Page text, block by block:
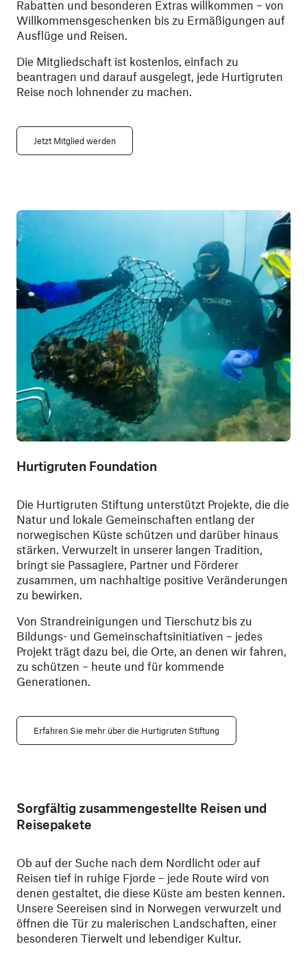
Rabatten und besonderen Extras willkommen – von
Willkommensgeschenken bis zu Ermäßigungen auf
Ausflüge und Reisen.
Die Mitgliedschaft ist kostenlos, einfach zu
beantragen und darauf ausgelegt, jede Hurtigruten
Reise noch lohnender zu machen.
Jetzt Mitglied werden
Hurtigruten Foundation
Die Hurtigruten Stiftung unterstützt Projekte, die die
Natur und lokale Gemeinschaften entlang der
norwegischen Küste schützen und darüber hinaus
stärken. Verwurzelt in unserer langen Tradition,
bringt sie Passagiere, Partner und Förderer
zusammen, um nachhaltige positive Veränderungen
zu bewirken.
Von Strandreinigungen und Tierschutz bis zu
Bildungs- und Gemeinschaftsinitiativen – jedes
Projekt trägt dazu bei, die Orte, an denen wir fahren,
zu schützen – heute und für kommende
Generationen.
Erfahren Sie mehr über die Hurtigruten Stiftung
Sorgfältig zusammengestellte Reisen und
Reisepakete
Ob auf der Suche nach dem Nordlicht oder auf
Reisen tief in ruhige Fjorde – jede Route wird von
denen gestaltet, die diese Küste am besten kennen.
Unsere Seereisen sind in Norwegen verwurzelt und
öffnen die Tür zu malerischen Landschaften, einer
besonderen Tierwelt und lebendiger Kultur.